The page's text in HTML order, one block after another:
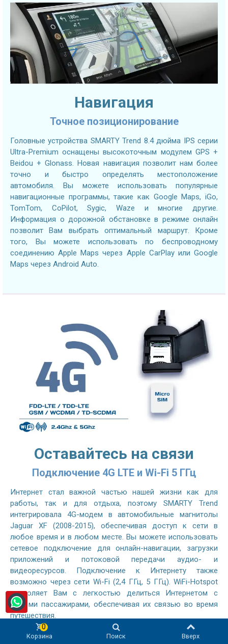
Навигация
Точное позиционирование
Головные устройства SMARTY Trend 8.4 дюйма IPS серии
Ultra-Premium оснащены высокоточным модулем GPS +
Beidou + Glonass. Новая навигация позволит нам более
точно и быстро определять местоположение
автомобиля. Вы можете использовать популярные
навигационные программы, такие как Google Maps, iGo,
TomTom, CoPilot, Sygic, Waze и многие другие.
Информация о дорожной обстановке в режиме онлайн
позволит Вам выбрать оптимальный маршрут. Кроме
того, Вы можете использовать по беспроводному
соединению Apple Maps через Apple CarPlay или Google
Maps через Android Auto.
Оставайтесь на связи
Подключение 4G LTE и Wi-Fi 5 ГГц
Интернет стал важной частью нашей жизни как для
работы, так и для отдыха, поэтому SMARTY Trend
интегрировала 4G-модем в автомобильные магнитолы
Jaguar XF (2008-2015), обеспечивая доступ к сети в
любое время и в любом месте. Вы можете использовать
сетевое подключение для онлайн-навигации, загрузки
приложений и потоковой передачи аудио- и
видеоресурсов. Подключение к Интернету также
возможно через сети Wi-Fi (2,4 ГГц, 5 ГГц). WiFi-Hotspot
позволяет Вам с легкостью делиться Интернетом с
Вашими пассажирами, обеспечивая их связью во время
путешествия.
Корзина
0
Поиск Вверх